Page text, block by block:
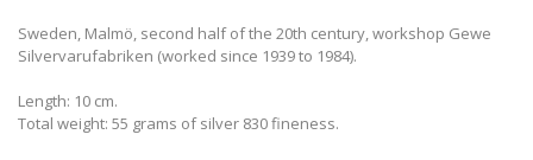
Sweden, Malmö, second half of the 20th century, workshop Gewe
Silvervarufabriken (worked since 1939 to 1984).
Length: 10 cm.
Total weight: 55 grams of silver 830 fineness.